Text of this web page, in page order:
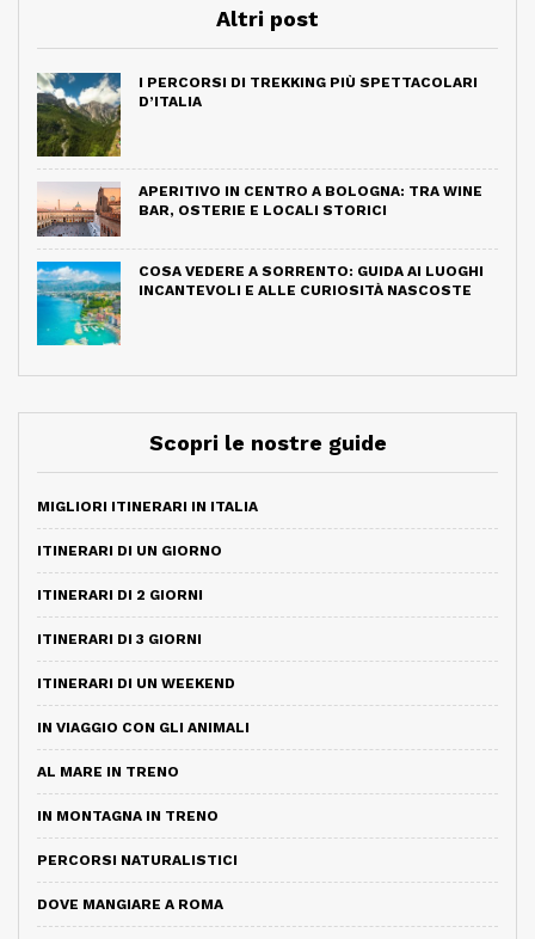
Altri post
I PERCORSI DI TREKKING PIÙ SPETTACOLARI
D’ITALIA
APERITIVO IN CENTRO A BOLOGNA: TRA WINE
BAR, OSTERIE E LOCALI STORICI
COSA VEDERE A SORRENTO: GUIDA AI LUOGHI
INCANTEVOLI E ALLE CURIOSITÀ NASCOSTE
Scopri le nostre guide
MIGLIORI ITINERARI IN ITALIA
ITINERARI DI UN GIORNO
ITINERARI DI 2 GIORNI
ITINERARI DI 3 GIORNI
ITINERARI DI UN WEEKEND
IN VIAGGIO CON GLI ANIMALI
AL MARE IN TRENO
IN MONTAGNA IN TRENO
PERCORSI NATURALISTICI
DOVE MANGIARE A ROMA